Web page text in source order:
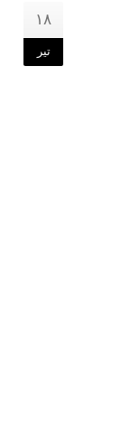
۱۸
تیر